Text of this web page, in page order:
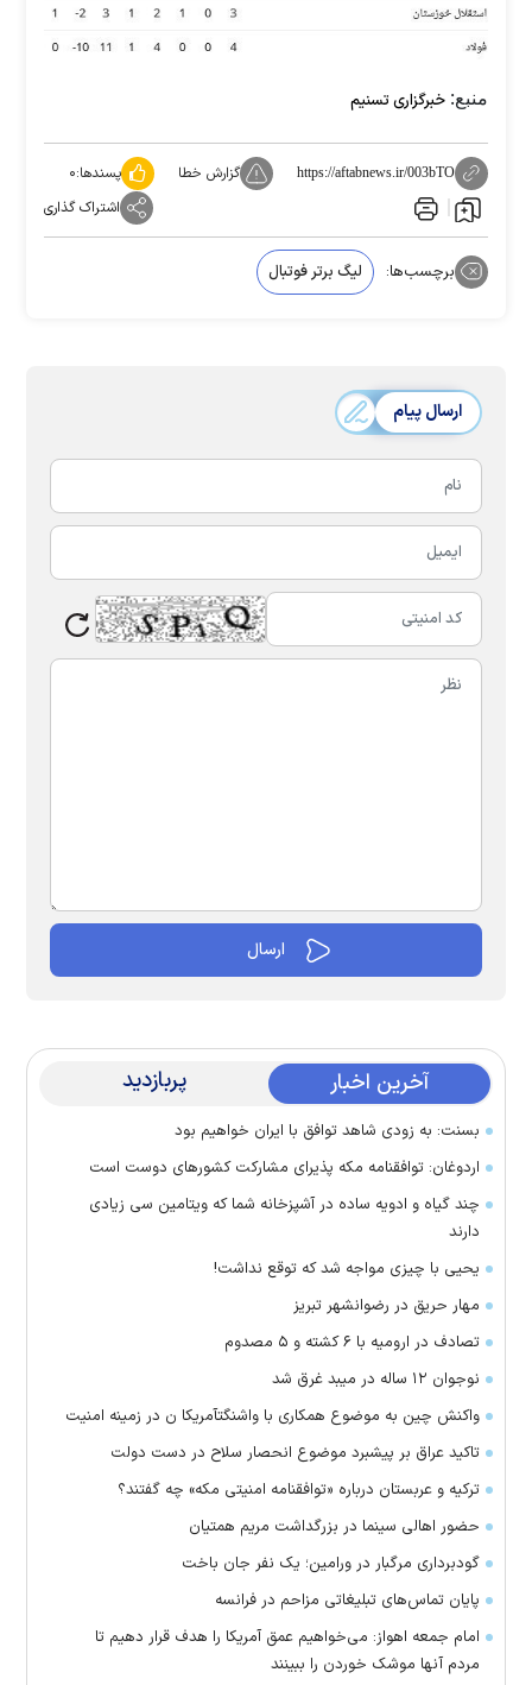
منبع: خبرگزاری تسنیم
https://aftabnews.ir/003bTO گزارش خطا پسندها:۰
اشتراک گذاری
برچسب‌ها: لیگ برتر فوتبال
ارسال پیام
آخرین اخبار پربازدید
بسنت: به زودی شاهد توافق با ایران خواهیم بود
اردوغان: توافقنامه مکه پذیرای مشارکت کشور‌های دوست است
چند گیاه و ادویه ساده در آشپزخانه شما که ویتامین سی زیادی
دارند
یحیی با چیزی مواجه شد که توقع نداشت!
مهار حریق در رضوانشهر تبریز
تصادف در ارومیه با ۶ کشته و ۵ مصدوم
نوجوان ۱۲ ساله در میبد غرق شد
واکنش چین به موضوع همکاری با واشنگتآمریکا ن در زمینه امنیت
تاکید عراق بر پیشبرد موضوع انحصار سلاح در دست دولت
ترکیه و عربستان درباره «توافقنامه امنیتی مکه» چه گفتند؟
حضور اهالی سینما در بزرگداشت مریم همتیان
گودبرداری مرگبار در ورامین؛ یک نفر جان باخت
پایان تماس‌های تبلیغاتی مزاحم در فرانسه
امام جمعه اهواز: می‌خواهیم عمق آمریکا را هدف قرار دهیم تا
مردم آنها موشک خوردن را ببینند